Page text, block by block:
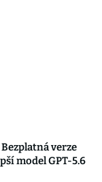
verze
model GPT-5.6